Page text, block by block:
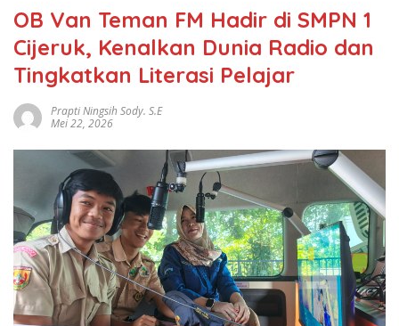
OB Van Teman FM Hadir di SMPN 1
Cijeruk, Kenalkan Dunia Radio dan
Tingkatkan Literasi Pelajar
Prapti Ningsih Sody. S.E
Mei 22, 2026